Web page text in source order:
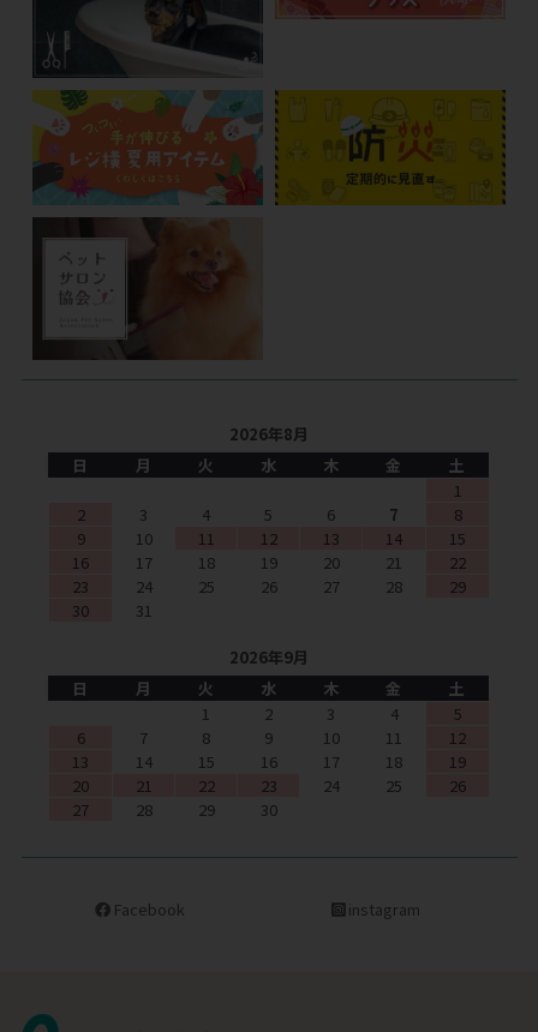
2026年8月
日
月 火 水 木 金
土
1
2
3 4 5 6 7
8
9
10 11 12 13 14
15
16
17 18 19 20 21
22
23
24 25 26 27 28
29
30
31
2026年9月
日
月 火 水 木 金
土
1
2 3 4
5
6
7 8 9 10 11
12
13
14 15 16 17 18
19
20
21 22 23 24 25
26
27
28 29 30
Facebook instagram